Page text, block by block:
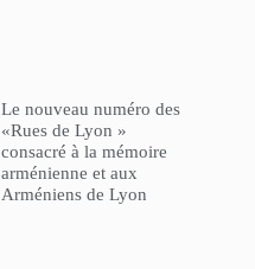
Le nouveau numéro des
«Rues de Lyon »
consacré à la mémoire
arménienne et aux
Arméniens de Lyon